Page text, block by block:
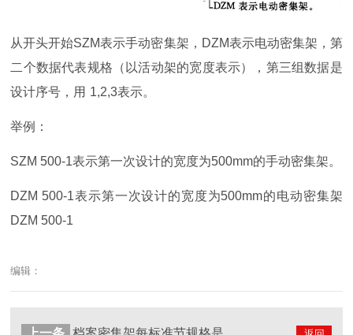
从开头开始SZM表示手动密集架， DZM表示电动密集架，第
二个数据代表规格（以活动架的宽度表示），第三组数据是
设计序号，用 1,2,3表示。
举例：
SZM 500-1表示第一次设计的宽度为500mm的手动密集架。
DZM 500-1表示第一次设计的宽度为500mm的电动密集架
DZM 500-1
编辑：